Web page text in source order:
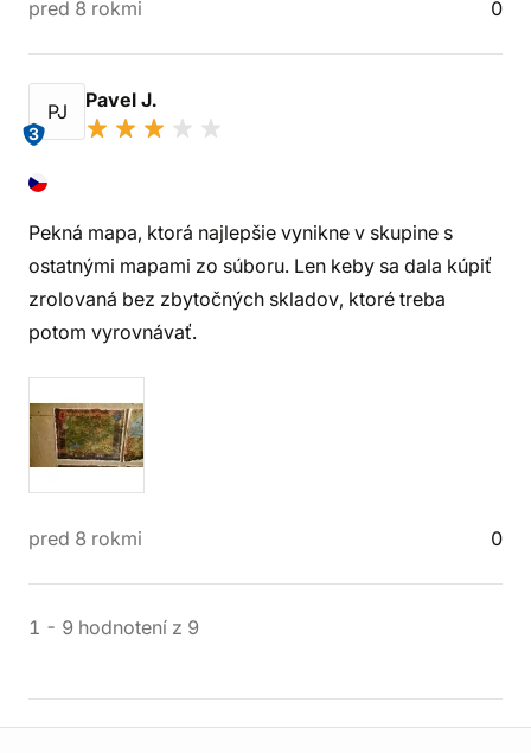
pred 8 rokmi 0
PJ
3
Pavel J.
Pekná mapa, ktorá najlepšie vynikne v skupine s
ostatnými mapami zo súboru. Len keby sa dala kúpiť
zrolovaná bez zbytočných skladov, ktoré treba
potom vyrovnávať.
pred 8 rokmi 0
1 - 9 hodnotení z 9